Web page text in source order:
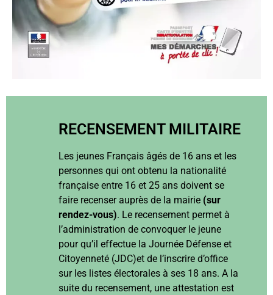
RECENSEMENT MILITAIRE
Les jeunes Français âgés de 16 ans et les
personnes qui ont obtenu la nationalité
française entre 16 et 25 ans doivent se
faire recenser auprès de la mairie (sur
rendez-vous). Le recensement permet à
l’administration de convoquer le jeune
pour qu’il effectue la Journée Défense et
Citoyenneté (JDC)et de l’inscrire d’office
sur les listes électorales à ses 18 ans. A la
suite du recensement, une attestation est